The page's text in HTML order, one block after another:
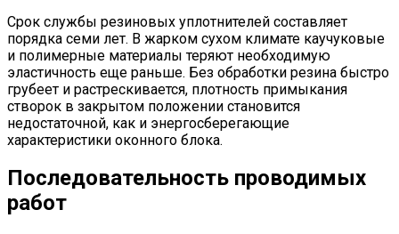
Срок службы резиновых уплотнителей составляет
порядка семи лет. В жарком сухом климате каучуковые
и полимерные материалы теряют необходимую
эластичность еще раньше. Без обработки резина быстро
грубеет и растрескивается, плотность примыкания
створок в закрытом положении становится
недостаточной, как и энергосберегающие
характеристики оконного блока.
Последовательность проводимых
работ